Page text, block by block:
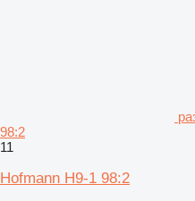
98:2
11
Hofmann H9-1 98:2